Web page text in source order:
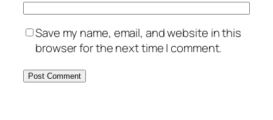
Save my name, email, and website in this
browser for the next time I comment.